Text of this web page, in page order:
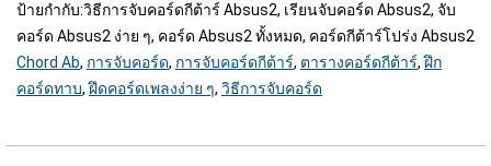
ป้ายกำกับ:วิธีการจับคอร์ดกีต้าร์ Absus2, เรียนจับคอร์ด Absus2, จับ
คอร์ด Absus2 ง่าย ๆ, คอร์ด Absus2 ทั้งหมด, คอร์ดกีต้าร์โปร่ง Absus2
Chord Ab, การจับคอร์ด, การจับคอร์ดกีต้าร์, ตารางคอร์ดกีต้าร์,ฝึก
คอร์ดทาบ,ฝึดคอร์ดเพลงง่าย ๆ, วิธีการจับคอร์ด